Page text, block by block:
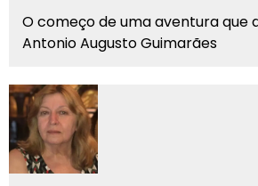
O começo de uma aventura que
Antonio Augusto Guimarães